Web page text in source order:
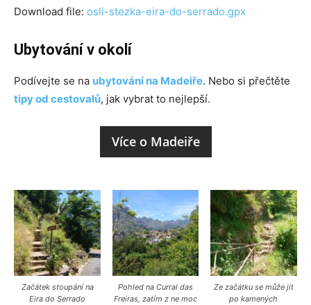
Download file: osli-stezka-eira-do-serrado.gpx
Ubytování v okolí
Podívejte se na ubytování na Madeiře. Nebo si přečtěte
tipy od cestovalů, jak vybrat to nejlepší.
Více o Madeiře
Začátek stoupání na
Eira do Serrado
Pohled na Curral das
Freiras, zatím z ne moc
Ze začátku se může jít
po kamených